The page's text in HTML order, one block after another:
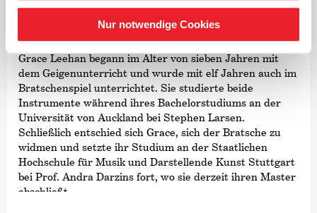
Nur notwendige Cookies
Grace Leehan
Grace Leehan begann im Alter von sieben Jahren mit
dem Geigenunterricht und wurde mit elf Jahren auch im
Bratschenspiel unterrichtet. Sie studierte beide
Instrumente während ihres Bachelorstudiums an der
Universität von Auckland bei Stephen Larsen.
Schließlich entschied sich Grace, sich der Bratsche zu
widmen und setzte ihr Studium an der Staatlichen
Hochschule für Musik und Darstellende Kunst Stuttgart
bei Prof. Andra Darzins fort, wo sie derzeit ihren Master
abschließt.